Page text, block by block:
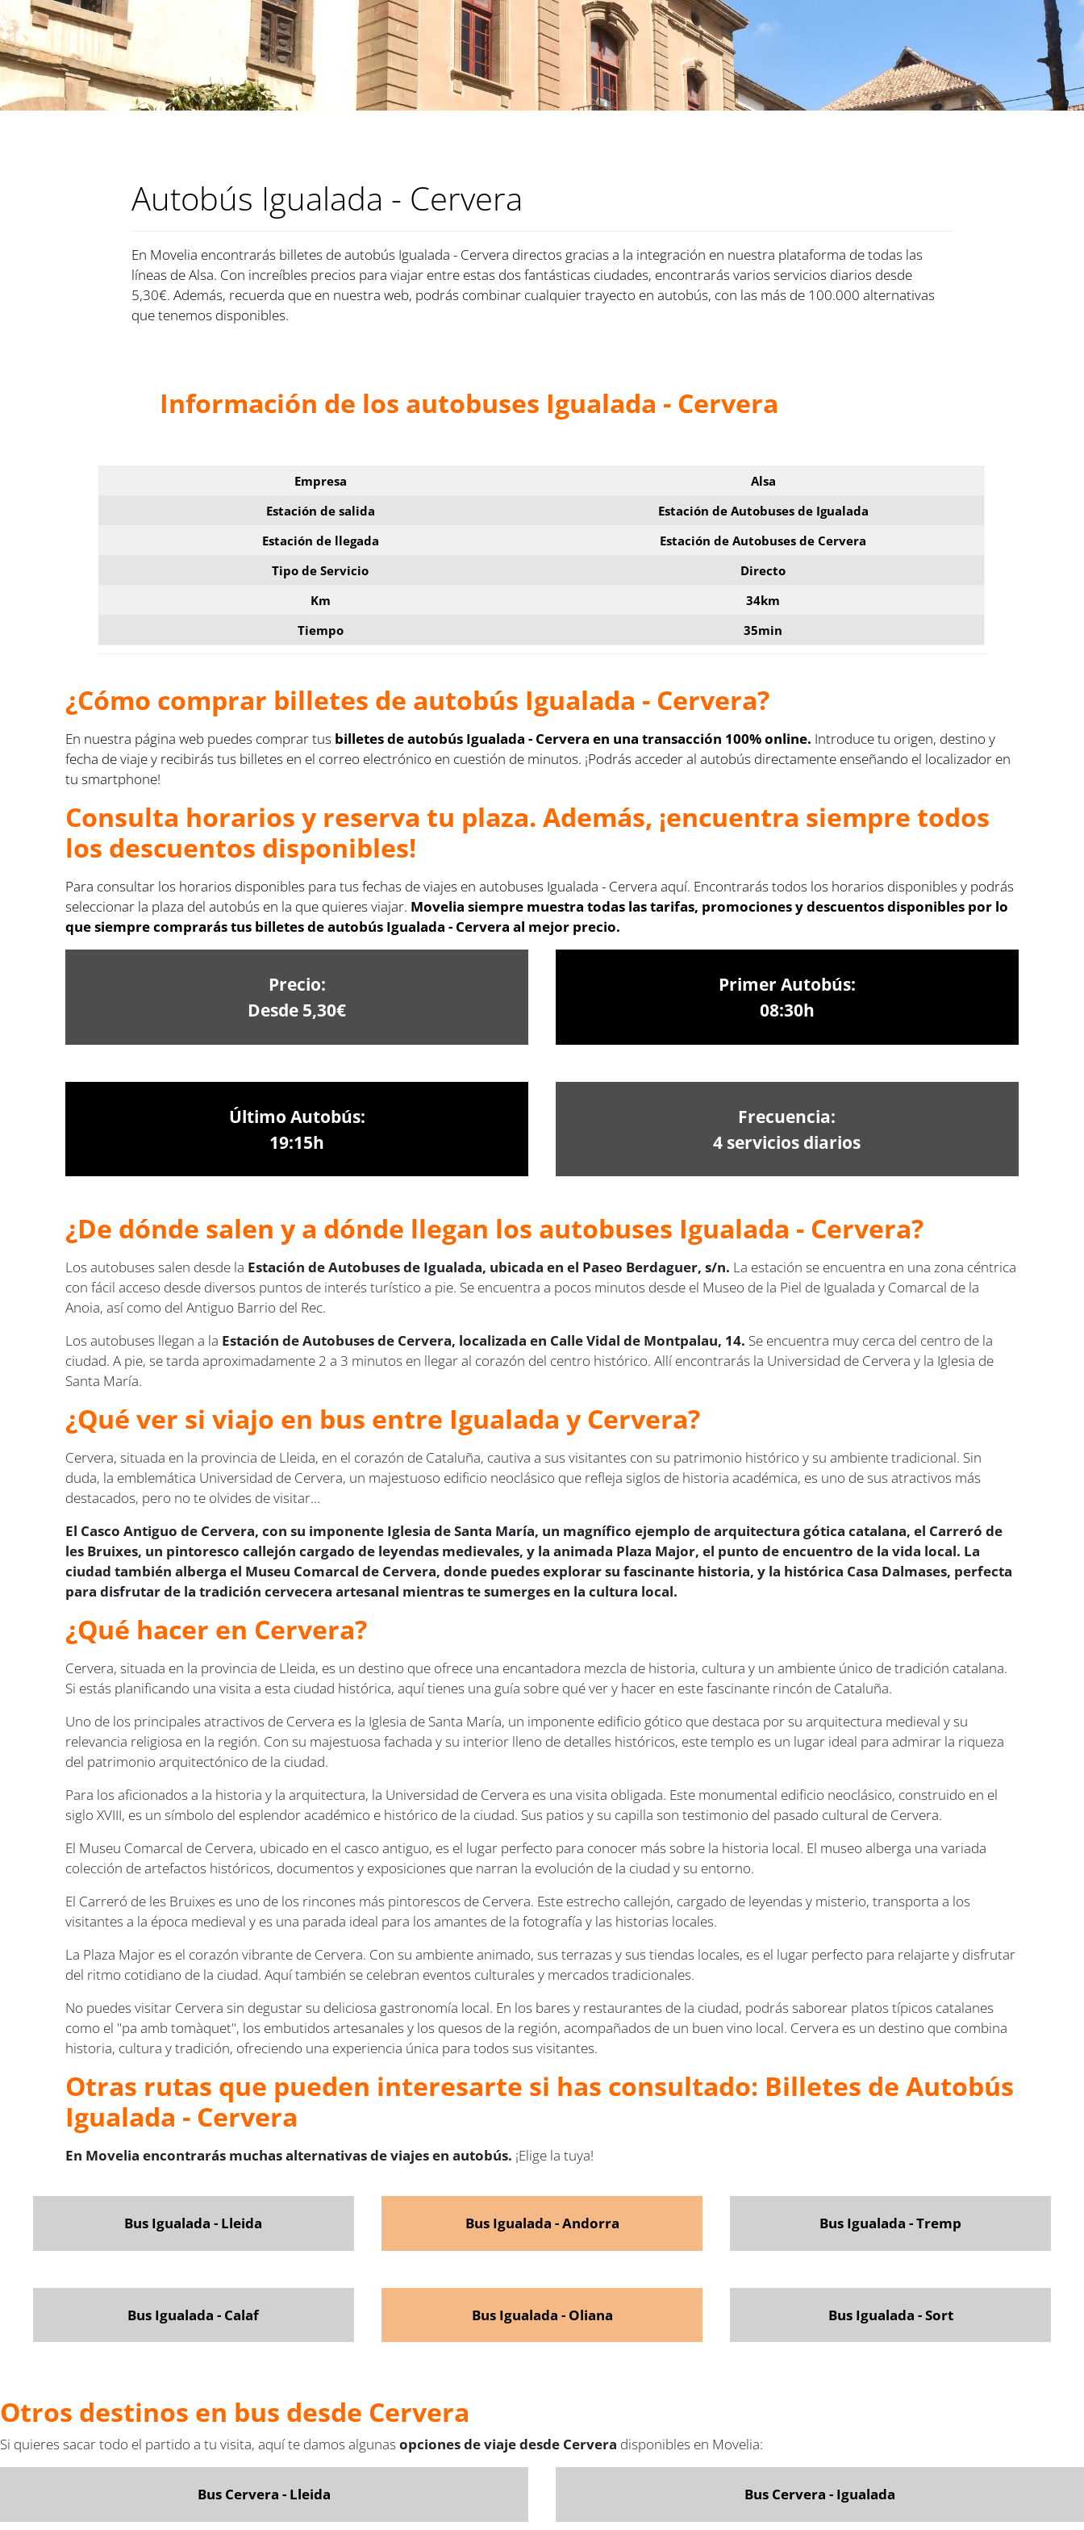
Autobús Igualada - Cervera
En Movelia encontrarás billetes de autobús Igualada - Cervera directos gracias a la integración en nuestra plataforma de todas las
líneas de Alsa. Con increíbles precios para viajar entre estas dos fantásticas ciudades, encontrarás varios servicios diarios desde
5,30€. Además, recuerda que en nuestra web, podrás combinar cualquier trayecto en autobús, con las más de 100.000 alternativas
que tenemos disponibles.
Información de los autobuses Igualada - Cervera
Empresa
Alsa
Estación de salida
Estación de Autobuses de Igualada
Estación de llegada
Estación de Autobuses de Cervera
Tipo de Servicio
Directo
Km
34km
Tiempo
35min
¿Cómo comprar billetes de autobús Igualada - Cervera?
En nuestra página web puedes comprar tus billetes de autobús Igualada - Cervera en una transacción 100% online. Introduce tu origen, destino y
fecha de viaje y recibirás tus billetes en el correo electrónico en cuestión de minutos. ¡Podrás acceder al autobús directamente enseñando el localizador en
tu smartphone!
Consulta horarios y reserva tu plaza. Además, ¡encuentra siempre todos
los descuentos disponibles!
Para consultar los horarios disponibles para tus fechas de viajes en autobuses Igualada - Cervera aquí. Encontrarás todos los horarios disponibles y podrás
seleccionar la plaza del autobús en la que quieres viajar. Movelia siempre muestra todas las tarifas, promociones y descuentos disponibles por lo
que siempre comprarás tus billetes de autobús Igualada - Cervera al mejor precio.
Precio:
Desde 5,30€
Primer Autobús:
08:30h
Último Autobús:
19:15h
Frecuencia:
4 servicios diarios
¿De dónde salen y a dónde llegan los autobuses Igualada - Cervera?
Los autobuses salen desde la Estación de Autobuses de Igualada, ubicada en el Paseo Berdaguer, s/n. La estación se encuentra en una zona céntrica
con fácil acceso desde diversos puntos de interés turístico a pie. Se encuentra a pocos minutos desde el Museo de la Piel de Igualada y Comarcal de la
Anoia, así como del Antiguo Barrio del Rec.
Los autobuses llegan a la Estación de Autobuses de Cervera, localizada en Calle Vidal de Montpalau, 14. Se encuentra muy cerca del centro de la
ciudad. A pie, se tarda aproximadamente 2 a 3 minutos en llegar al corazón del centro histórico. Allí encontrarás la Universidad de Cervera y la Iglesia de
Santa María.
¿Qué ver si viajo en bus entre Igualada y Cervera?
Cervera, situada en la provincia de Lleida, en el corazón de Cataluña, cautiva a sus visitantes con su patrimonio histórico y su ambiente tradicional. Sin
duda, la emblemática Universidad de Cervera, un majestuoso edificio neoclásico que refleja siglos de historia académica, es uno de sus atractivos más
destacados, pero no te olvides de visitar…
El Casco Antiguo de Cervera, con su imponente Iglesia de Santa María, un magnífico ejemplo de arquitectura gótica catalana, el Carreró de
les Bruixes, un pintoresco callejón cargado de leyendas medievales, y la animada Plaza Major, el punto de encuentro de la vida local. La
ciudad también alberga el Museu Comarcal de Cervera, donde puedes explorar su fascinante historia, y la histórica Casa Dalmases, perfecta
para disfrutar de la tradición cervecera artesanal mientras te sumerges en la cultura local.
¿Qué hacer en Cervera?
Cervera, situada en la provincia de Lleida, es un destino que ofrece una encantadora mezcla de historia, cultura y un ambiente único de tradición catalana.
Si estás planificando una visita a esta ciudad histórica, aquí tienes una guía sobre qué ver y hacer en este fascinante rincón de Cataluña.
Uno de los principales atractivos de Cervera es la Iglesia de Santa María, un imponente edificio gótico que destaca por su arquitectura medieval y su
relevancia religiosa en la región. Con su majestuosa fachada y su interior lleno de detalles históricos, este templo es un lugar ideal para admirar la riqueza
del patrimonio arquitectónico de la ciudad.
Para los aficionados a la historia y la arquitectura, la Universidad de Cervera es una visita obligada. Este monumental edificio neoclásico, construido en el
siglo XVIII, es un símbolo del esplendor académico e histórico de la ciudad. Sus patios y su capilla son testimonio del pasado cultural de Cervera.
El Museu Comarcal de Cervera, ubicado en el casco antiguo, es el lugar perfecto para conocer más sobre la historia local. El museo alberga una variada
colección de artefactos históricos, documentos y exposiciones que narran la evolución de la ciudad y su entorno.
El Carreró de les Bruixes es uno de los rincones más pintorescos de Cervera. Este estrecho callejón, cargado de leyendas y misterio, transporta a los
visitantes a la época medieval y es una parada ideal para los amantes de la fotografía y las historias locales.
La Plaza Major es el corazón vibrante de Cervera. Con su ambiente animado, sus terrazas y sus tiendas locales, es el lugar perfecto para relajarte y disfrutar
del ritmo cotidiano de la ciudad. Aquí también se celebran eventos culturales y mercados tradicionales.
No puedes visitar Cervera sin degustar su deliciosa gastronomía local. En los bares y restaurantes de la ciudad, podrás saborear platos típicos catalanes
como el "pa amb tomàquet", los embutidos artesanales y los quesos de la región, acompañados de un buen vino local. Cervera es un destino que combina
historia, cultura y tradición, ofreciendo una experiencia única para todos sus visitantes.
Otras rutas que pueden interesarte si has consultado: Billetes de Autobús
Igualada - Cervera
En Movelia encontrarás muchas alternativas de viajes en autobús. ¡Elige la tuya!
Bus Igualada - Lleida Bus Igualada - Andorra Bus Igualada - Tremp
Bus Igualada - Calaf Bus Igualada - Oliana Bus Igualada - Sort
Otros destinos en bus desde Cervera
Si quieres sacar todo el partido a tu visita, aquí te damos algunas opciones de viaje desde Cervera disponibles en Movelia:
Bus Cervera - Lleida Bus Cervera - Igualada